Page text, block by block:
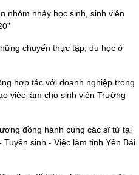
nhóm nhảy học sinh, sinh viên
chuyến thực tập, du học ở
hợp tác với doanh nghiệp trong
việc làm cho sinh viên Trường
đồng hành cùng các sĩ tử tại
sinh - Việc làm tỉnh Yên Bái